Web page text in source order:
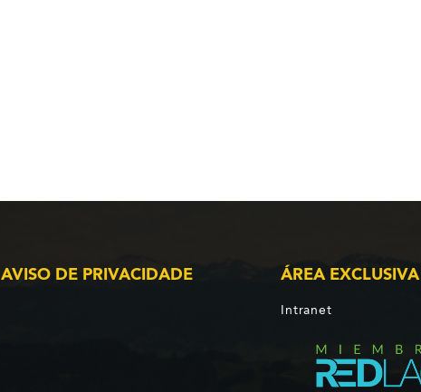
AVISO DE PRIVACIDADE ÁREA EXCLUSIVA
Intranet